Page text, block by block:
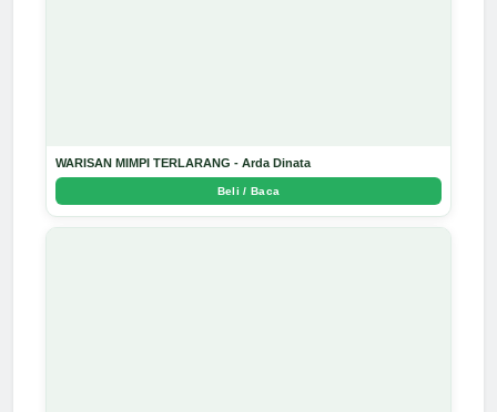
WARISAN MIMPI TERLARANG - Arda Dinata
Beli / Baca